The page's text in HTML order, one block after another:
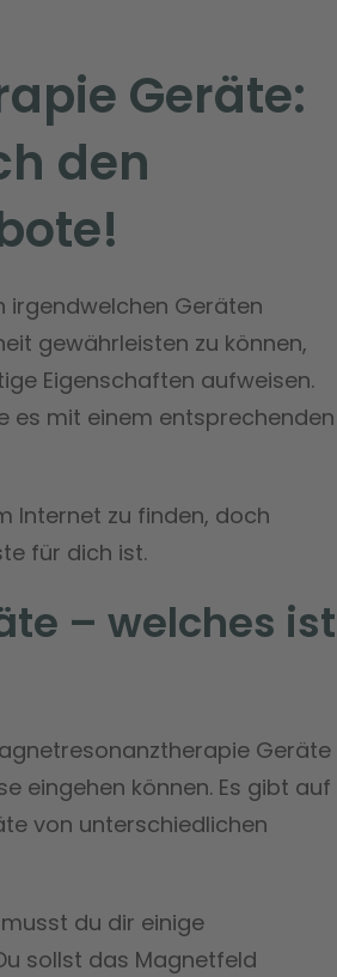
Geräte:
den
irgendwelchen Geräten
gewährleisten zu können,
Eigenschaften aufweisen.
es mit einem entsprechenden
Internet zu finden, doch
für dich ist.
– welches ist
Geräte
eingehen können. Es gibt auf
von unterschiedlichen
du dir einige
sollst das Magnetfeld